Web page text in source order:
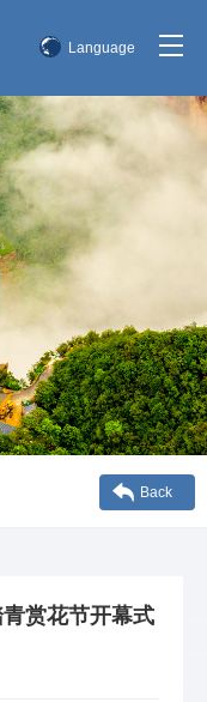
Language
English
한국어
日本語
Back
赏花节开幕式